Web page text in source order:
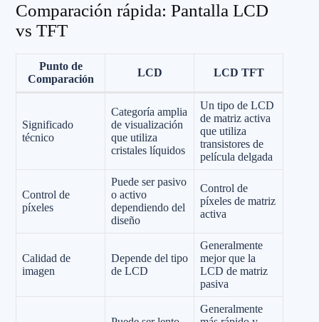
Comparación rápida: Pantalla LCD
vs TFT
Punto de
Comparación
LCD LCD TFT
Significado
técnico
Categoría amplia
de visualización
que utiliza
cristales líquidos
Un tipo de LCD
de matriz activa
que utiliza
transistores de
película delgada
Control de
píxeles
Puede ser pasivo
o activo
dependiendo del
diseño
Control de
píxeles de matriz
activa
Calidad de
imagen
Depende del tipo
de LCD
Generalmente
mejor que la
LCD de matriz
pasiva
Generalmente